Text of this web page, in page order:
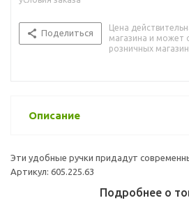
Поделиться
Цена
магазина и может
розничных
Описание
Эти удобные ручки придадут
Артикул: 605.225.63
Подробнее о